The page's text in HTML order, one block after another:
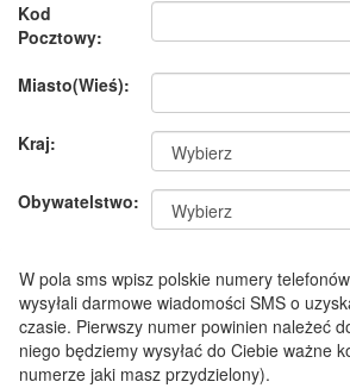
Kod
Pocztowy:
Miasto(Wieś):
Kraj:
Obywatelstwo:
W pola sms wpisz polskie numery
wysyłali darmowe wiadomości SMS o
czasie. Pierwszy numer powinien należeć
niego będziemy wysyłać do Ciebie ważne
numerze jaki masz przydzielony).